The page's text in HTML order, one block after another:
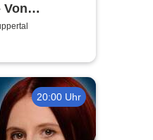
Von
und
20:00 Uhr